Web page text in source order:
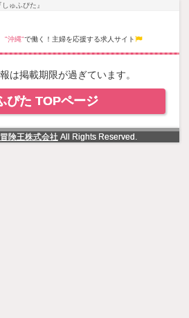
ゅふぴた』
"沖縄"で働く！主婦を応援する求人サイト
は掲載期限が過ぎています。
ぴた TOPページ
冒険王株式会社All Rights Reserved.